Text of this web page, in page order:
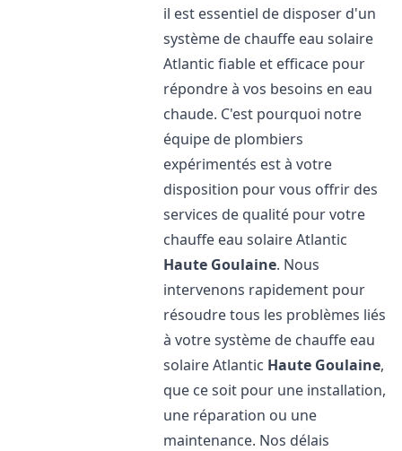
il est essentiel de disposer d'un
système de chauffe eau solaire
Atlantic fiable et efficace pour
répondre à vos besoins en eau
chaude. C'est pourquoi notre
équipe de plombiers
expérimentés est à votre
disposition pour vous offrir des
services de qualité pour votre
chauffe eau solaire Atlantic
Haute Goulaine. Nous
intervenons rapidement pour
résoudre tous les problèmes liés
à votre système de chauffe eau
solaire Atlantic Haute Goulaine,
que ce soit pour une installation,
une réparation ou une
maintenance. Nos délais